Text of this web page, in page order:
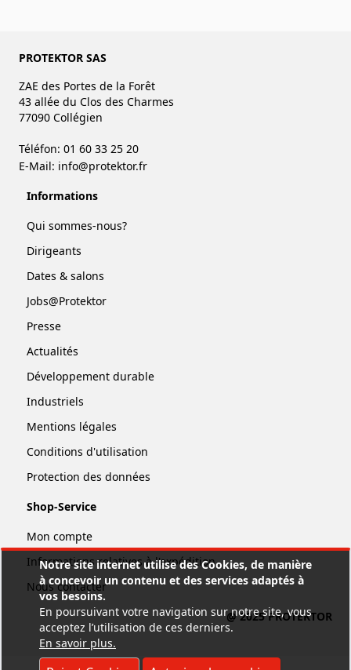
Notre site internet utilise des Cookies, de manière
à concevoir un contenu et des services adaptés à
vos besoins.
En poursuivant votre navigation sur notre site, vous
acceptez l’utilisation de ces derniers.
En savoir plus.
PROTEKTOR SAS
ZAE des Portes de la Forêt
43 allée du Clos des Charmes
77090 Collégien
Téléfon: 01 60 33 25 20
E-Mail: info@protektor.fr
Informations
Qui sommes-nous?
Dirigeants
Dates & salons
Jobs@Protektor
Presse
Actualités
Développement durable
Industriels
Mentions légales
Conditions d'utilisation
Protection des données
Shop-Service
Mon compte
Informations relatives à l'expédition
Nous contacter
@ 2025 PROTEKTOR